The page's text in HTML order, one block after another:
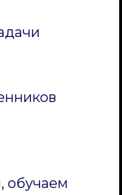
обучаем